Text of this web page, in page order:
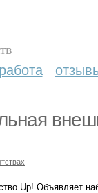
Up! Объявляет